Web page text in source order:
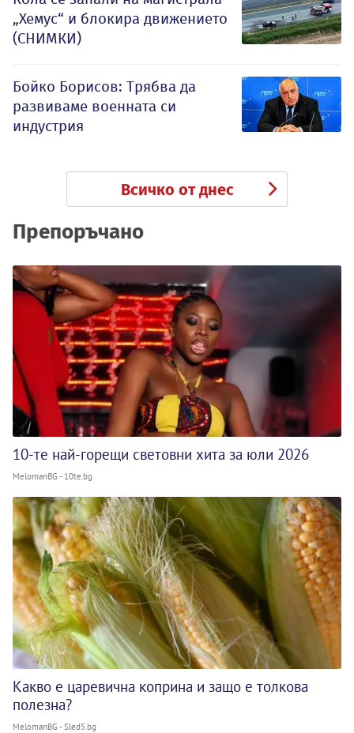
„Хемус“ и блокира движението
(СНИМКИ)
Бойко Борисов: Трябва да
развиваме военната си
индустрия
Всичко от днес
Препоръчано
10-те най-горещи световни хита за юли 2026
MelomanBG - 10te.bg
Какво е царевична коприна и защо е толкова
полезна?
MelomanBG - Sled5.bg